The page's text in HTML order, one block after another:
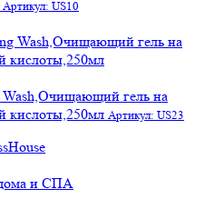
Артикул: US10
гель на
кислоты,250мл Артикул: US23
и СПА